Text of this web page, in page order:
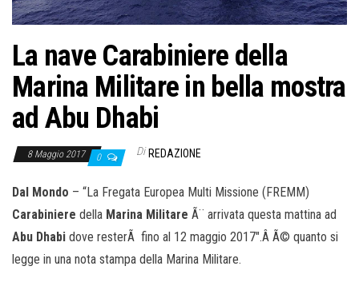
e
La nave Carabiniere della
Marina Militare in bella mostra
ad Abu Dhabi
8 Maggio 2017 0 Di REDAZIONE
Dal Mondo – “La Fregata Europea Multi Missione (FREMM)
Carabiniere della Marina Militare Ã¨ arrivata questa mattina ad
Abu Dhabi dove resterÃ fino al 12 maggio 2017″.Â Ã© quanto si
legge in una nota stampa della Marina Militare.